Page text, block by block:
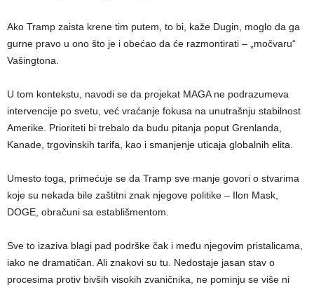
Ako Tramp zaista krene tim putem, to bi, kaže Dugin, moglo da ga
gurne pravo u ono što je i obećao da će razmontirati – „močvaru“
Vašingtona.
U tom kontekstu, navodi se da projekat MAGA ne podrazumeva
intervencije po svetu, već vraćanje fokusa na unutrašnju stabilnost
Amerike. Prioriteti bi trebalo da budu pitanja poput Grenlanda,
Kanade, trgovinskih tarifa, kao i smanjenje uticaja globalnih elita.
Umesto toga, primećuje se da Tramp sve manje govori o stvarima
koje su nekada bile zaštitni znak njegove politike – Ilon Mask,
DOGE, obračuni sa establišmentom.
Sve to izaziva blagi pad podrške čak i među njegovim pristalicama,
iako ne dramatičan. Ali znakovi su tu. Nedostaje jasan stav o
procesima protiv bivših visokih zvaničnika, ne pominju se više ni